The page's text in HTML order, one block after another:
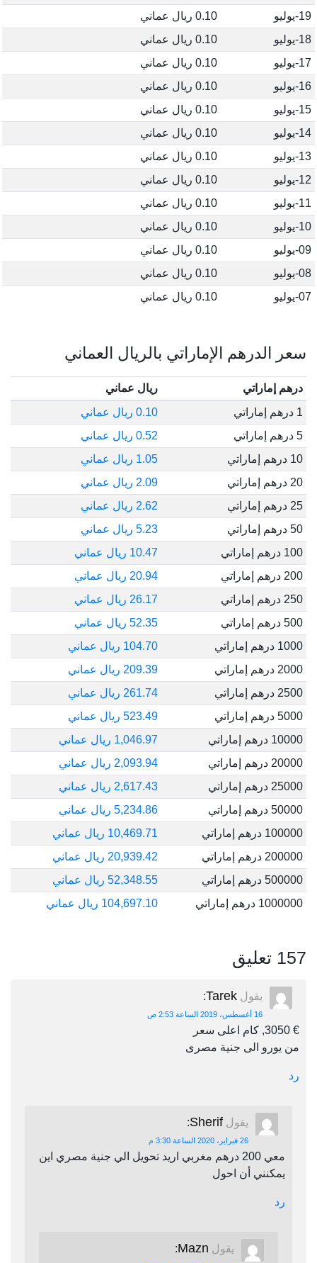
19-يوليو
0.10 ريال عماني
18-يوليو
0.10 ريال عماني
17-يوليو
0.10 ريال عماني
16-يوليو
0.10 ريال عماني
15-يوليو
0.10 ريال عماني
14-يوليو
0.10 ريال عماني
13-يوليو
0.10 ريال عماني
12-يوليو
0.10 ريال عماني
11-يوليو
0.10 ريال عماني
10-يوليو
0.10 ريال عماني
09-يوليو
0.10 ريال عماني
08-يوليو
0.10 ريال عماني
07-يوليو
0.10 ريال عماني
سعر الدرهم الإماراتي بالريال العماني
درهم إماراتي
ريال عماني
1 درهم إماراتي
0.10 ريال عماني
5 درهم إماراتي
0.52 ريال عماني
10 درهم إماراتي
1.05 ريال عماني
20 درهم إماراتي
2.09 ريال عماني
25 درهم إماراتي
2.62 ريال عماني
50 درهم إماراتي
5.23 ريال عماني
100 درهم إماراتي
10.47 ريال عماني
200 درهم إماراتي
20.94 ريال عماني
250 درهم إماراتي
26.17 ريال عماني
500 درهم إماراتي
52.35 ريال عماني
1000 درهم إماراتي
104.70 ريال عماني
2000 درهم إماراتي
209.39 ريال عماني
2500 درهم إماراتي
261.74 ريال عماني
5000 درهم إماراتي
523.49 ريال عماني
10000 درهم إماراتي
1,046.97 ريال عماني
20000 درهم إماراتي
2,093.94 ريال عماني
25000 درهم إماراتي
2,617.43 ريال عماني
50000 درهم إماراتي
5,234.86 ريال عماني
100000 درهم إماراتي
10,469.71 ريال عماني
200000 درهم إماراتي
20,939.42 ريال عماني
500000 درهم إماراتي
52,348.55 ريال عماني
1000000 درهم إماراتي
104,697.10 ريال عماني
157 تعليق
يقول Tarek
:
16 أغسطس، 2019 الساعة 2:53 ص
€ 3050, كام اعلى سعر
من يورو الى جنية مصرى
رد
يقول Sherif
:
26 فبراير، 2020 الساعة 3:30 م
معي 200 درهم مغربي اريد تحويل الي جنية مصري اين
يمكنني أن احول
رد
يقول Mazn
: